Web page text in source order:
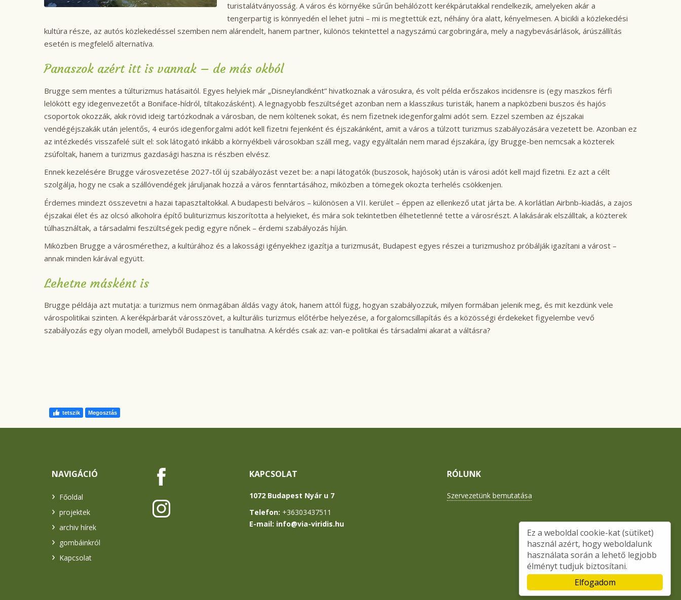
turistalátványosság. A város és környéke sűrűn behálózott kerékpárutakkal rendelkezik, amelyeken akár a
tengerpartig is könnyedén el lehet jutni – mi is megtettük ezt, néhány óra alatt, kényelmesen. A bicikli a közlekedési
kultúra része, az autós közlekedéssel szemben nem alárendelt, hanem partner, különös tekintettel a nagyszámú cargobringára, mely a nagybevásárlások, árúszállítás
esetén is megfelelő alternatíva.
Panaszok azért itt is vannak – de más okból
Brugge sem mentes a túlturizmus hatásaitól. Egyes helyiek már „Disneylandként” hivatkoznak a városukra, és volt példa erőszakos incidensre is (egy maszkos férfi
lelökött egy idegenvezetőt a Boniface-hídról, tiltakozásként). A legnagyobb feszültséget azonban nem a klasszikus turisták, hanem a napközbeni buszos és hajós
csoportok okozzák, akik rövid ideig tartózkodnak a városban, de nem költenek sokat, és nem fizetnek idegenforgalmi adót sem. Ezzel szemben az éjszakai
vendégéjszakák után jelentős, 4 eurós idegenforgalmi adót kell fizetni fejenként és éjszakánként, amit a város a túlzott turizmus szabályozására vezetett be. Azonban ez
az intézkedés visszafelé sült el: sok látogató inkább a környékbeli városokban száll meg, vagy egyáltalán nem marad éjszakára, így Brugge-ben nemcsak a közterek
zsúfoltak, hanem a turizmus gazdasági haszna is részben elvész.
Ennek kezelésére Brugge városvezetése 2027-től új szabályozást vezet be: a napi látogatók (buszosok, hajósok) után is városi adót kell majd fizetni. Ez azt a célt
szolgálja, hogy ne csak a szállóvendégek járuljanak hozzá a város fenntartásához, miközben a tömegek okozta terhelés csökkenjen.
Érdemes mindezt összevetni a hazai tapasztaltokkal. A budapesti belváros – különösen a VII. kerület – éppen az ellenkező utat járta be. A korlátlan Airbnb-kiadás, a zajos
éjszakai élet és az olcsó alkoholra építő buliturizmus kiszorította a helyieket, és mára sok tekintetben élhetetlenné tette a városrészt. A lakásárak elszálltak, a közterek
túlhasználtak, a társadalmi feszültségek pedig egyre nőnek – érdemi szabályozás híján.
Miközben Brugge a városmérethez, a kultúrához és a lakossági igényekhez igazítja a turizmusát, Budapest egyes részei a turizmushoz próbálják igazítani a várost –
annak minden kárával együtt.
Lehetne másként is
Brugge példája azt mutatja: a turizmus nem önmagában áldás vagy átok, hanem attól függ, hogyan szabályozzuk, milyen formában jelenik meg, és mit kezdünk vele
várospolitikai szinten. A kerékpárbarát városszövet, a kulturális turizmus előtérbe helyezése, a forgalomcsillapítás és a közösségi érdekeket figyelembe vevő
szabályozás egy olyan modell, amelyből Budapest is tanulhatna. A kérdés csak az: van-e politikai és társadalmi akarat a váltásra?
tetszik Megosztás
NAVIGÁCIÓ
Főoldal
projektek
archiv hírek
gombáinkról
Kapcsolat
KAPCSOLAT
1072 Budapest Nyár u 7
Telefon: +36303437511
E-mail: info@via-viridis.hu
RÓLUNK
Szervezetünk bemutatása
Ez a weboldal cookie-kat (sütiket)
használ azért, hogy weboldalunk
használata során a lehető legjobb
élményt tudjuk biztosítani.
Elfogadom